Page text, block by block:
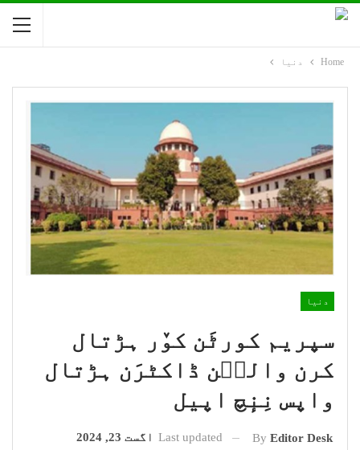
Home دنیا
دنیا
سپریم کورٹَن کوٚر ہڑتال
کرن والٮ۪ن ڈاکٹرَن ہڑتال
واپس نِنٕچ اپیل
By Editor Desk
Last updated اگست 23, 2024